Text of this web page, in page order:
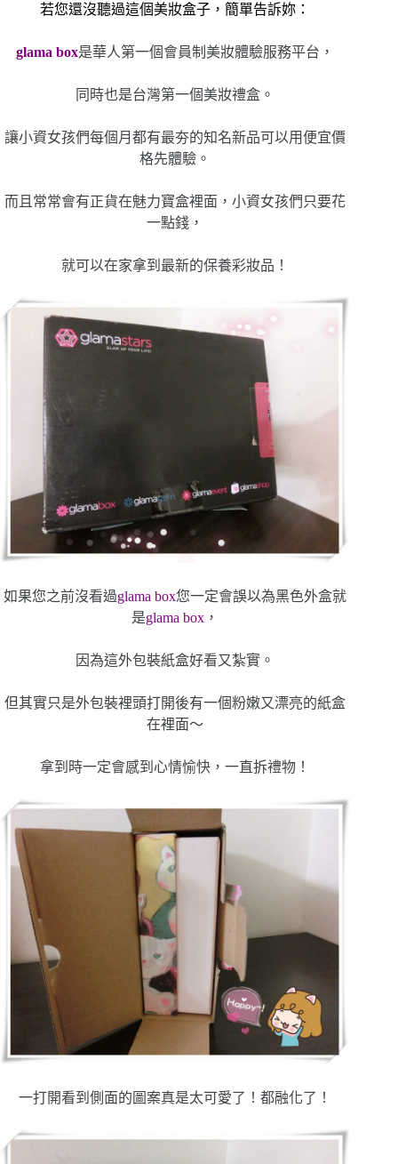
若您還沒聽過這個美妝盒子，簡單告訴妳：
glama box是華人第一個會員制美妝體驗服務平台，
同時也是台灣第一個美妝禮盒。
讓小資女孩們每個月都有最夯的知名新品可以用便宜價
格先體驗。
而且常常會有正貨在魅力寶盒裡面，小資女孩們只要花
一點錢，
就可以在家拿到最新的保養彩妝品！
如果您之前沒看過glama box您一定會誤以為黑色外盒就
是glama box ，
因為這外包裝紙盒好看又紮實。
但其實只是外包裝裡頭打開後有一個粉嫩又漂亮的紙盒
在裡面～
拿到時一定會感到心情愉快，一直拆禮物！
一打開看到側面的圖案真是太可愛了！都融化了！